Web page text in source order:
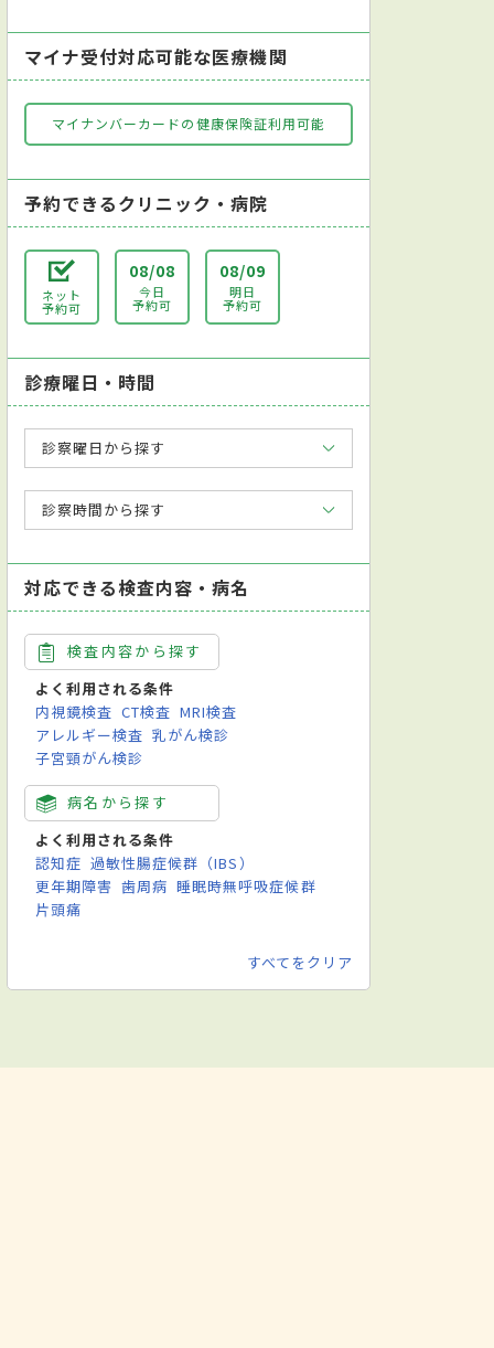
マイナ受付対応可能な医療機関
マイナンバーカードの健康保険証利用可能
予約できるクリニック・病院
ネット
予約可
08/08
今日
予約可
08/09
明日
予約可
診療曜日・時間
診察曜日から探す
診察時間から探す
対応できる検査内容・病名
検査内容から探す
よく利用される条件
内視鏡検査 CT検査 MRI検査
アレルギー検査 乳がん検診
子宮頸がん検診
病名から探す
よく利用される条件
認知症 過敏性腸症候群（IBS）
更年期障害 歯周病 睡眠時無呼吸症候群
片頭痛
すべてをクリア